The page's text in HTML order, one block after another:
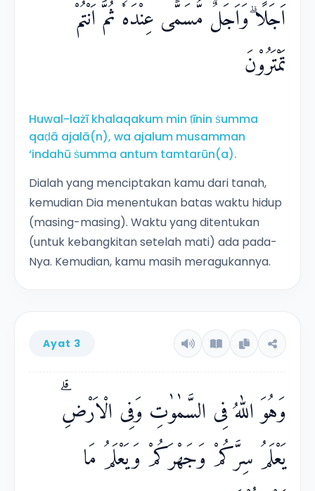
اَجَلًا ۗوَاَجَلٌ مُّسَمًّى عِنْدَهٗ ثُمَّ اَنْتُمْ
تَمْتَرُوْنَ
Huwal-lażī khalaqakum min ṭīnin ṡumma
qaḍā ajalā(n), wa ajalum musamman
‘indahū ṡumma antum tamtarūn(a).
Dialah yang menciptakan kamu dari tanah,
kemudian Dia menentukan batas waktu hidup
(masing-masing). Waktu yang ditentukan
(untuk kebangkitan setelah mati) ada pada-
Nya. Kemudian, kamu masih meragukannya.
Ayat 3
وَهُوَ اللّٰهُ فِى السَّمٰوٰتِ وَفِى الْاَرْضِۗ
يَعْلَمُ سِرَّكُمْ وَجَهْرَكُمْ وَيَعْلَمُ مَا